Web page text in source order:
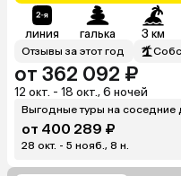
линия галька 3 км
Отзывы за этот год
от 362 092 ₽
12 окт. - 18 окт., 6 ночей
Выгодные туры на соседние
от 400 289 ₽
28 окт. - 5 нояб., 8 н.